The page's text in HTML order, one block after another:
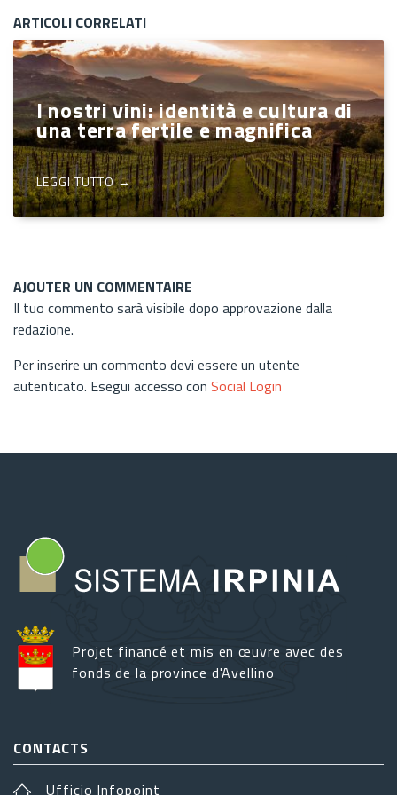
ARTICOLI CORRELATI
I nostri vini: identità e cultura di
una terra fertile e magnifica
LEGGI TUTTO →
AJOUTER UN COMMENTAIRE
Il tuo commento sarà visibile dopo approvazione dalla
redazione.
Per inserire un commento devi essere un utente
autenticato. Esegui accesso con Social Login
Projet financé et mis en œuvre avec des
fonds de la province d'Avellino
CONTACTS
Ufficio Infopoint